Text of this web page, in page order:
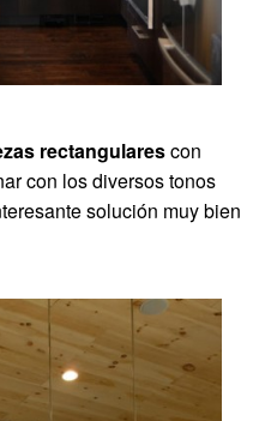
rectangularescon
con los diversos tonos
solución muy bien